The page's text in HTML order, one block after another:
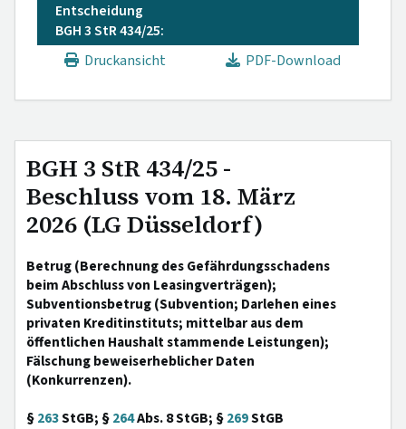
Entscheidung
BGH 3 StR 434/25:
Druckansicht
PDF-Download
BGH 3 StR 434/25 -
Beschluss vom 18. März
2026 (LG Düsseldorf)
Betrug (Berechnung des Gefährdungsschadens
beim Abschluss von Leasingverträgen);
Subventionsbetrug (Subvention; Darlehen eines
privaten Kreditinstituts; mittelbar aus dem
öffentlichen Haushalt stammende Leistungen);
Fälschung beweiserheblicher Daten
(Konkurrenzen).
§263StGB; §264Abs. 8 StGB; §269StGB